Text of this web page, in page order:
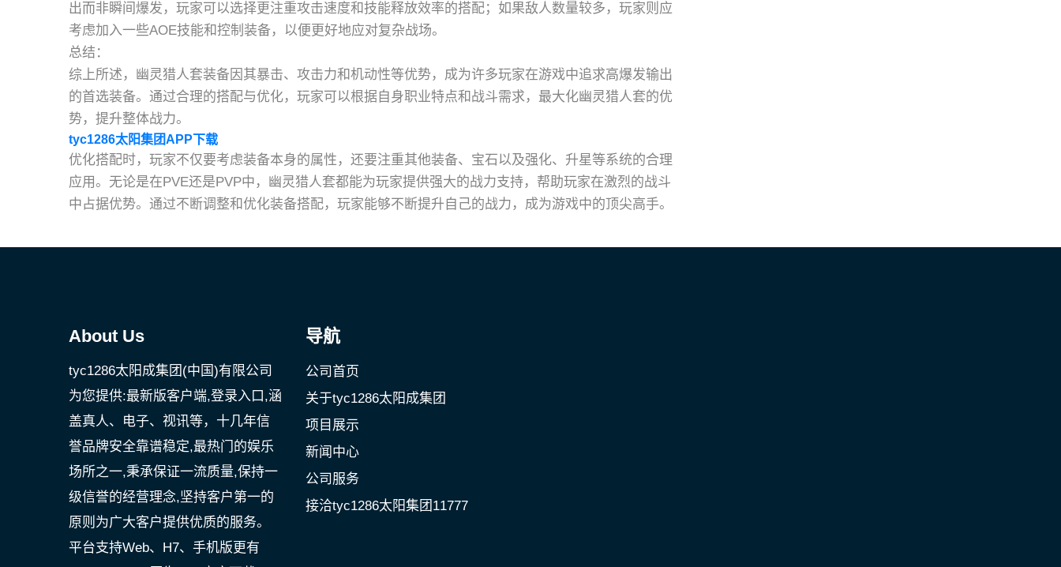
出而非瞬间爆发，玩家可以选择更注重攻击速度和技能释放效率的搭配；如果敌人数量较多，玩家则应
考虑加入一些AOE技能和控制装备，以便更好地应对复杂战场。
总结：
综上所述，幽灵猎人套装备因其暴击、攻击力和机动性等优势，成为许多玩家在游戏中追求高爆发输出
的首选装备。通过合理的搭配与优化，玩家可以根据自身职业特点和战斗需求，最大化幽灵猎人套的优
势，提升整体战力。
tyc1286太阳集团APP下载
优化搭配时，玩家不仅要考虑装备本身的属性，还要注重其他装备、宝石以及强化、升星等系统的合理
应用。无论是在PVE还是PVP中，幽灵猎人套都能为玩家提供强大的战力支持，帮助玩家在激烈的战斗
中占据优势。通过不断调整和优化装备搭配，玩家能够不断提升自己的战力，成为游戏中的顶尖高手。
About Us
tyc1286太阳成集团(中国)有限公司
为您提供:最新版客户端,登录入口,涵
盖真人、电子、视讯等，十几年信
誉品牌安全靠谱稳定,最热门的娱乐
场所之一,秉承保证一流质量,保持一
级信誉的经营理念,坚持客户第一的
原则为广大客户提供优质的服务。
平台支持Web、H7、手机版更有
导航
公司首页
关于tyc1286太阳成集团
项目展示
新闻中心
公司服务
接洽tyc1286太阳集团11777